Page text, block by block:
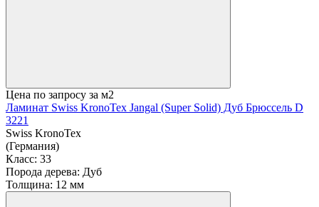
Цена по запросу за м2
Ламинат Swiss KronoTex Jangal (Super Solid) Дуб Брюссель D
3221
Swiss KronoTex
(Германия)
Класс: 33
Порода дерева: Дуб
Толщина: 12 мм